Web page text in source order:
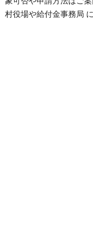
村役場や給付金事務局